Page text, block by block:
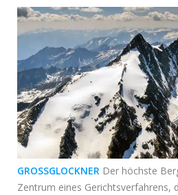
GROSSGLOCKNER Der höchste
Zentrum eines Gerichtsverfahrens,